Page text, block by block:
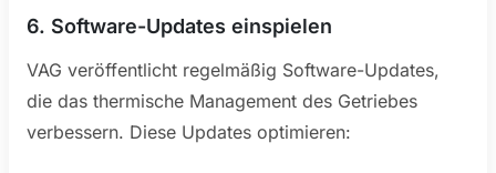
6. Software-Updates einspielen
VAG veröffentlicht regelmäßig Software-Updates,
die das thermische Management des Getriebes
verbessern. Diese Updates optimieren: